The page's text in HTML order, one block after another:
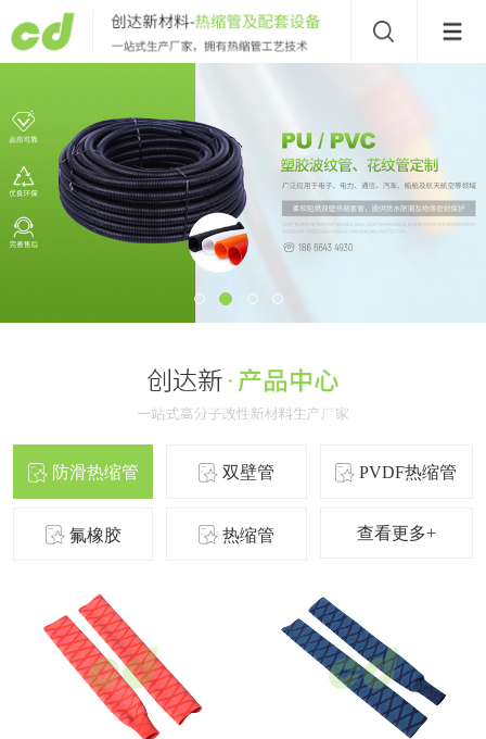
防滑热缩管 双壁管 PVDF热缩管
氟橡胶 热缩管 查看更多+